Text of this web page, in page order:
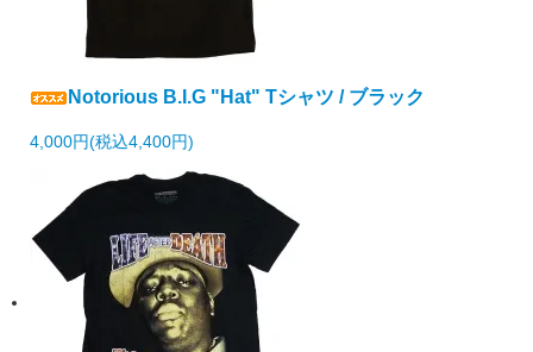
Notorious B.I.G "Hat" Tシャツ / ブラック
4,000円(税込4,400円)